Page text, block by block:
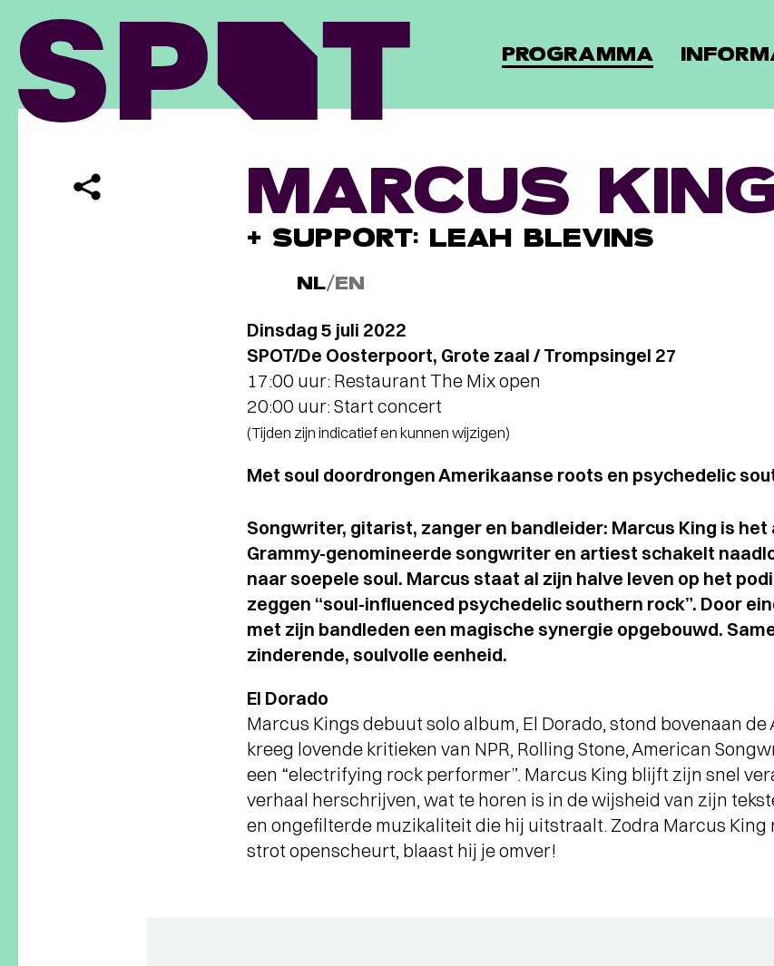
PROGRAMMA
MARCUS
+ SUPPORT: LEAH BLEVINS
NL/EN
Dinsdag 5 juli 2022
SPOT/De Oosterpoort, Grote zaal / Trompsingel 27
17:00 uur: Restaurant The Mix open
20:00 uur: Start concert
(Tijden zijn indicatief en kunnen wijzigen)
Met soul doordrongen Amerikaanse roots en psychedelic
Songwriter, gitarist, zanger en bandleider: Marcus King is het
Grammy-genomineerde songwriter en artiest schakelt
naar soepele soul. Marcus staat al zijn halve leven op het
zeggen “soul-influenced psychedelic southern rock”. Door
met zijn bandleden een magische synergie opgebouwd.
zinderende, soulvolle eenheid.
El Dorado
Marcus Kings debuut solo album, El Dorado, stond bovenaan
kreeg lovende kritieken van NPR, Rolling Stone, American
een “electrifying rock performer”. Marcus King blijft zijn snel
verhaal herschrijven, wat te horen is in de wijsheid van zijn
en ongefilterde muzikaliteit die hij uitstraalt. Zodra Marcus
strot openscheurt, blaast hij je omver!